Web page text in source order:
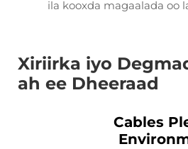
ila kooxda magaalada oo
Xiriirka iyo
ah ee Dheeraad
Cables